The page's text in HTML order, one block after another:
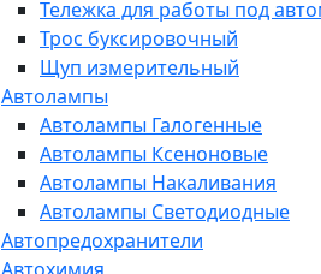
Тележка для работы под
Трос буксировочный
Щуп измерительный
Автолампы
Автолампы Галогенные
Автолампы Ксеноновые
Автолампы Накаливания
Автолампы Светодиодные
Автопредохранители